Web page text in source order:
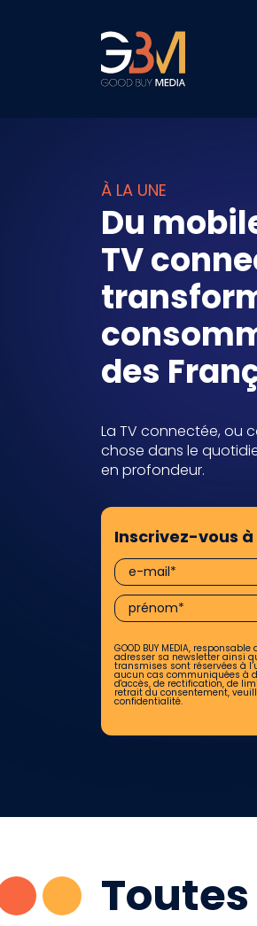
À LA UNE
Du
TV
des
La TV connectée, ou
chose dans le
en profondeur.
Inscrivez-vous
GOOD BUY MEDIA,
adresser sa newsletter ainsi
transmises sont réservées à
aucun cas communiquées à
d'accès, de rectification, de
retrait du consentement,
confidentialité.